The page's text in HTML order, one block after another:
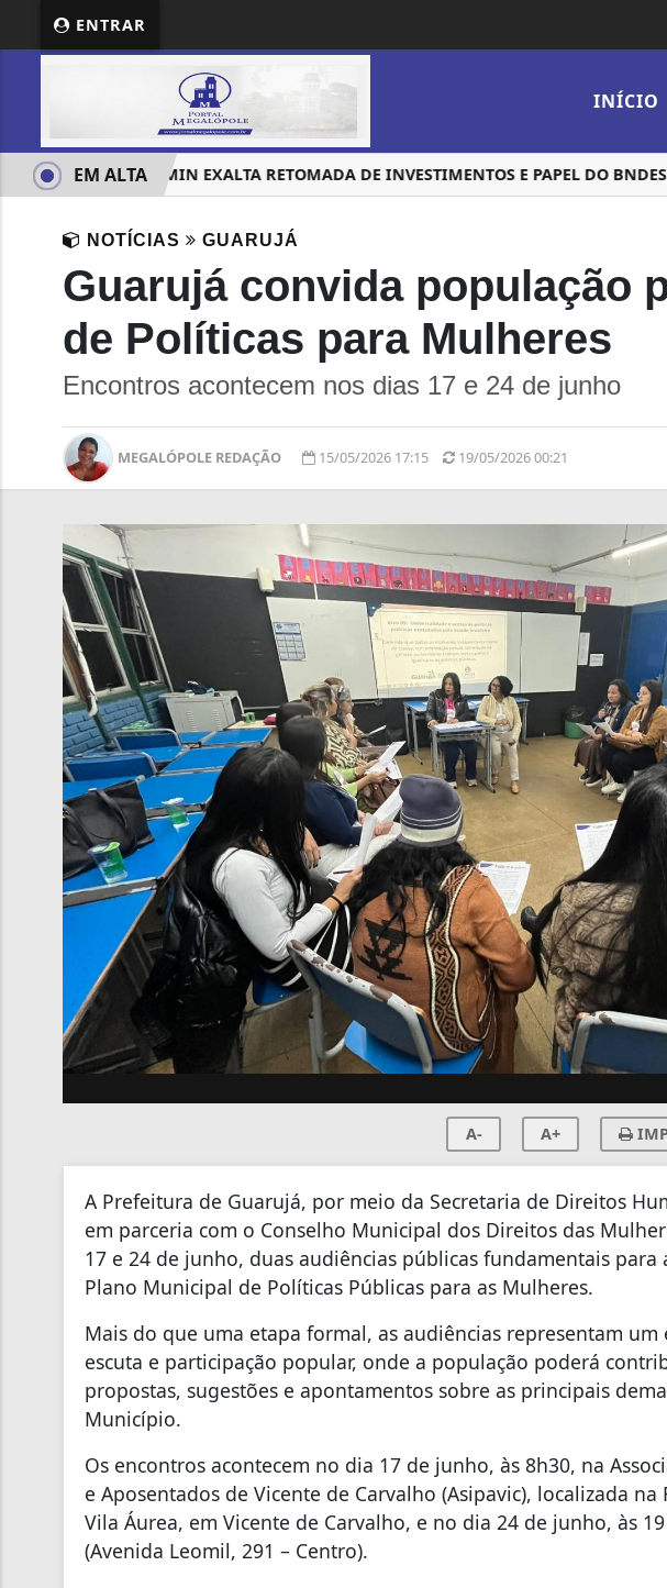
ENTRAR
INÍCIO
NO RIO, ALCKMIN EXALTA RETOMADA DE INVESTIMENTOS E PAPEL DO BNDES
EM ALTA
NOTÍCIAS GUARUJÁ
Guarujá convida população
de Políticas para Mulheres
Encontros acontecem nos dias 17 e 24 de junho
MEGALÓPOLE REDAÇÃO 15/05/2026 17:15 19/05/2026 00:21
A- A+
A Prefeitura de Guarujá, por meio da Secretaria de Direitos
em parceria com o Conselho Municipal dos Direitos das
17 e 24 de junho, duas audiências públicas fundamentais para
Plano Municipal de Políticas Públicas para as Mulheres.
Mais do que uma etapa formal, as audiências representam um
escuta e participação popular, onde a população poderá
propostas, sugestões e apontamentos sobre as principais
Município.
Os encontros acontecem no dia 17 de junho, às 8h30, na
e Aposentados de Vicente de Carvalho (Asipavic), localizada na
Vila Áurea, em Vicente de Carvalho, e no dia 24 de junho, às
(Avenida Leomil, 291 – Centro).